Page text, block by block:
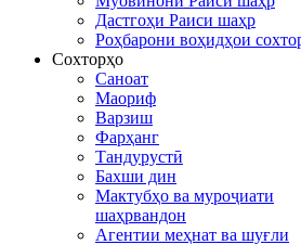
Дастгоҳи Раиси шаҳр
Роҳбарони воҳидҳои
Сохторҳо
Саноат
Маориф
Варзиш
Фарҳанг
Тандурустӣ
Бахши дин
Мактубҳо ва муроҷиати
шаҳрвандон
Агентии меҳнат ва шуғли